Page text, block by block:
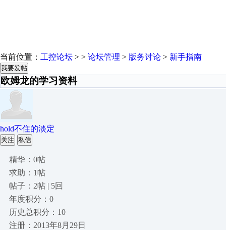
当前位置： 工控论坛 > > 论坛管理 > 版务讨论 > 新手指南
我要发帖
欧姆龙的学习资料
hold不住的淡定
关注 私信
精华：0帖
求助：1帖
帖子：2帖 | 5回
年度积分：0
历史总积分：10
注册：2013年8月29日